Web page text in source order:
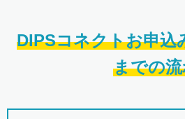
DIPSコネクトお申込
までの